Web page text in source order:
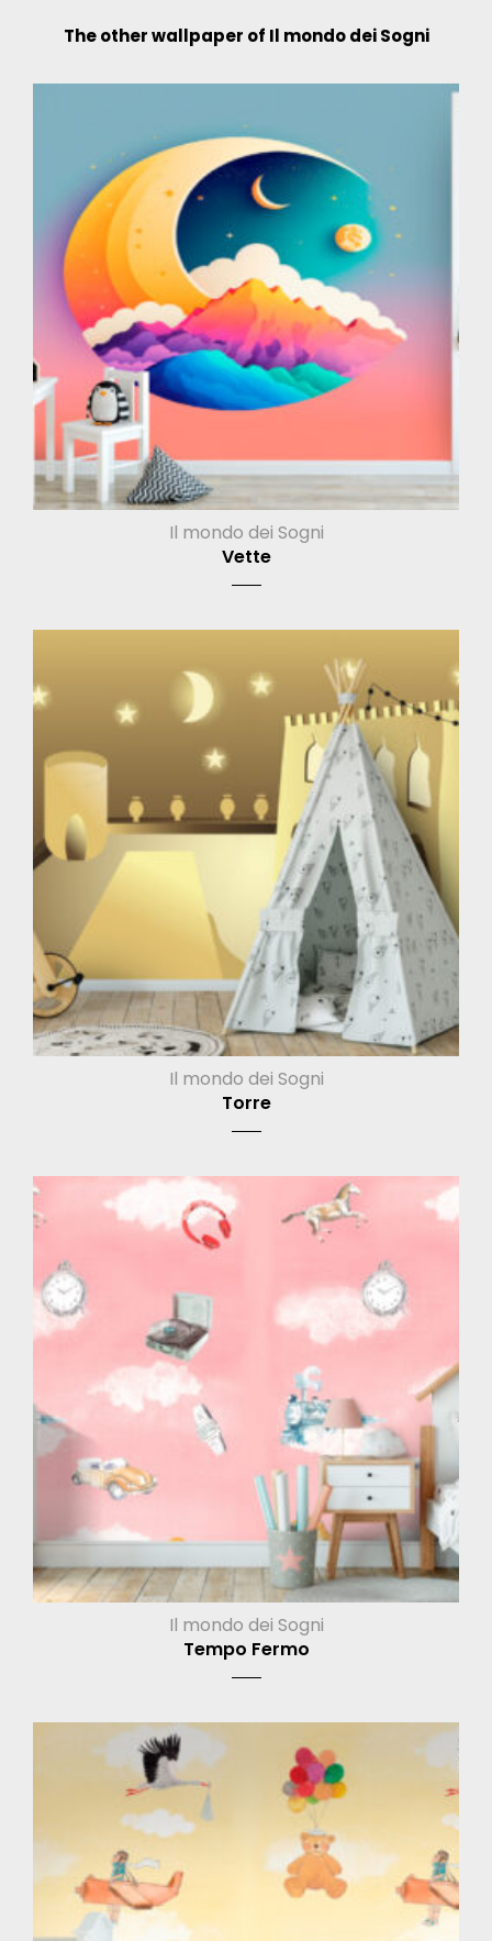
The other wallpaper of Il mondo dei Sogni
Il mondo dei Sogni
Vette
Il mondo dei Sogni
Torre
Il mondo dei Sogni
Tempo Fermo